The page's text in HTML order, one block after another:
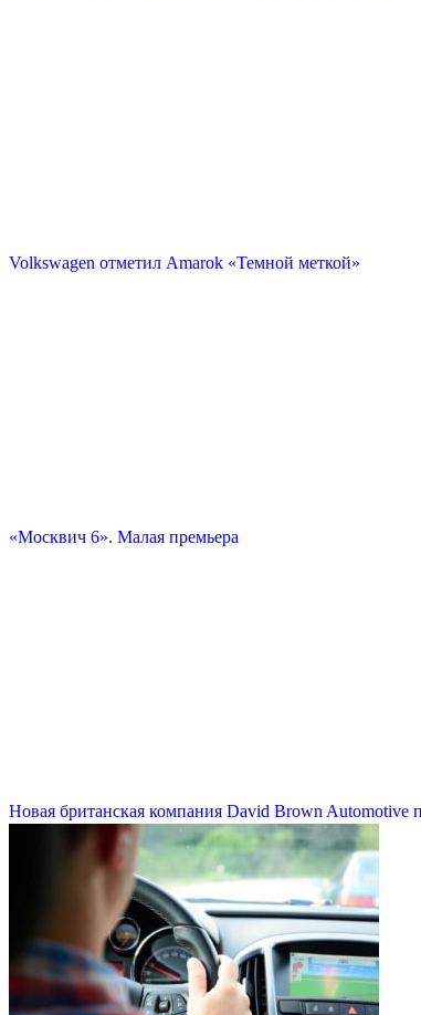
Volkswagen отметил Amarok «Темной меткой»
«Москвич 6». Малая премьера
Новая британская компания David Brown Automotive